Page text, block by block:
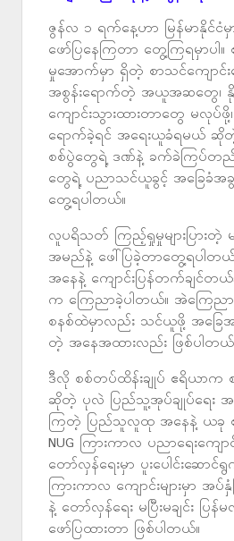
ဇွန်လ ၁ ရက်နေ့ဟာ မြန်မာနိုင်
ဖော်ပြနေကြတာ တွေ့ကြရမှာပ
မှုအောက်မှာ ရှိတဲ့ စာသင်ကျော
အစွန်းရောက်တဲ့ အယူအဆတွေ၊ နိုင်ငံ
ကျောင်းသွားထားတာတွေ မလုပ်
ရောက်ခဲ့ရင် အရေးယူခံရမယ်
စစ်ပွဲတွေရဲ့ ဒဏ်နဲ့ ခက်ခဲကြပ်တည်
တွေရဲ့ ပညာသင်ယူခွင့် အခြေခံအ
တွေ့ရပါတယ်။
လူပရိသတ် ကြည့်ရှုမှုများပြားတဲ့
အမည်နဲ့ ဖေါ်ပြခဲ့တာတွေ့ရပါတ
အနေနဲ့ ကျောင်းပြန်တက်ချင်တ
က ကြေညာခဲ့ပါတယ်။ အဲကြေညာ
စနစ်ထဲမှာလည်း သင်ယူဖို့ အခြေအ
တဲ့ အနေအထားလည်း ဖြစ်ပါတယ်
ဒီလို စစ်တပ်ထိန်းချုပ် ဧရိယာက
ဆိုတဲ့ ပုလဲ ပြည်သူ့အုပ်ချုပ်ရေး
ကြတဲ့ ပြည်သူလူထု အနေနဲ့ ယခု စ
NUG ကြားကာလ ပညာရေးက
တော်လှန်ရေးမှာ ပူးပေါင်းဆော
ကြားကာလ ကျောင်းများမှာ
နဲ့ တော်လှန်ရေး မပြီးမချင်း
ဖော်ပြထားတာ ဖြစ်ပါတယ်။